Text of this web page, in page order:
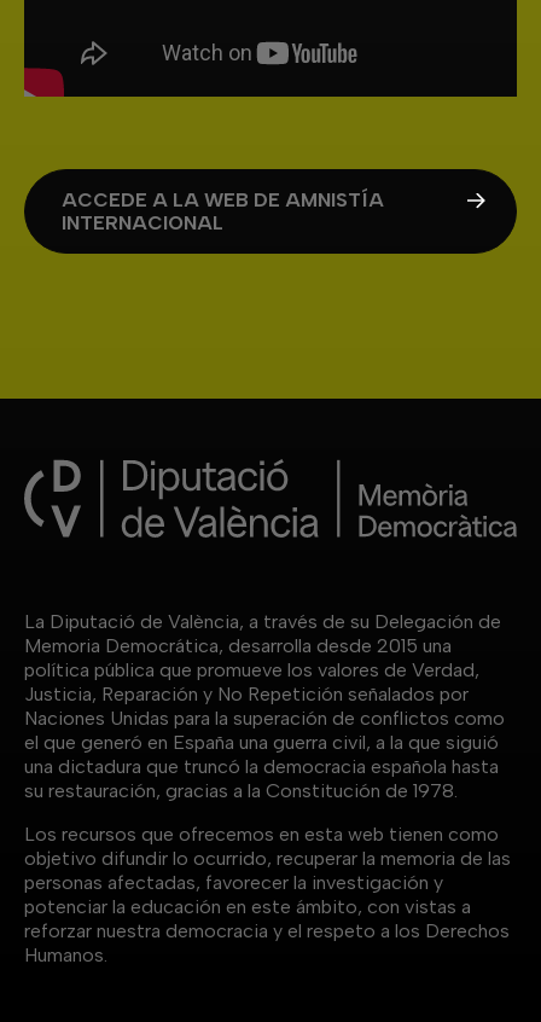
ACCEDE A LA WEB DE AMNISTÍA
INTERNACIONAL
La Diputació de València, a través de su Delegación de
Memoria Democrática, desarrolla desde 2015 una
política pública que promueve los valores de Verdad,
Justicia, Reparación y No Repetición señalados por
Naciones Unidas para la superación de conflictos como
el que generó en España una guerra civil, a la que siguió
una dictadura que truncó la democracia española hasta
su restauración, gracias a la Constitución de 1978.
Los recursos que ofrecemos en esta web tienen como
objetivo difundir lo ocurrido, recuperar la memoria de las
personas afectadas, favorecer la investigación y
potenciar la educación en este ámbito, con vistas a
reforzar nuestra democracia y el respeto a los Derechos
Humanos.